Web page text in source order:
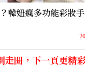
韓妞瘋多功能彩妝
走開，下一頁更精